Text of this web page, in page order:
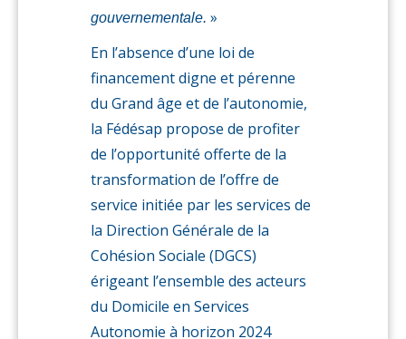
gouvernementale. »
En l’absence d’une loi de
financement digne et pérenne
du Grand âge et de l’autonomie,
la Fédésap propose de profiter
de l’opportunité offerte de la
transformation de l’offre de
service initiée par les services de
la Direction Générale de la
Cohésion Sociale (DGCS)
érigeant l’ensemble des acteurs
du Domicile en Services
Autonomie à horizon 2024